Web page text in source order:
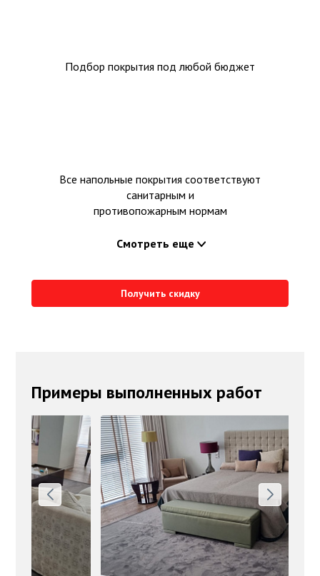
Подбор покрытия под любой бюджет
Все напольные покрытия соответствуют
санитарным и
противопожарным нормам
Смотреть еще
Получить скидку
Примеры выполненных работ